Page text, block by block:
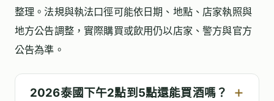
整理。法規與執法口徑可能依日期、地點、店家執照與
地方公告調整，實際購買或飲用仍以店家、警方與官方
公告為準。
2026泰國下午2點到5點還能買酒嗎？